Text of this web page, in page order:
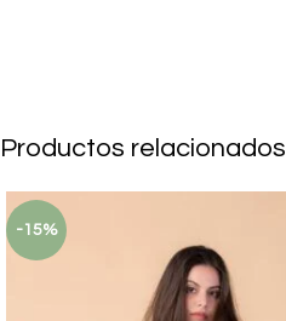
Productos relacionados
-15%